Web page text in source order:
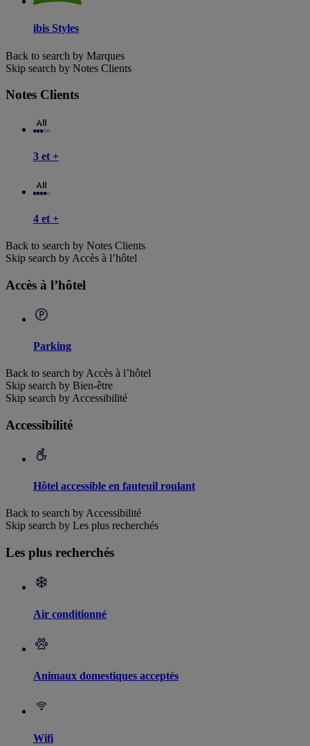
ibis Styles
Back to search by Marques
Skip search by Notes Clients
Notes Clients
3 et +
4 et +
Back to search by Notes Clients
Skip search by Accès à l’hôtel
Accès à l’hôtel
Parking
Back to search by Accès à l’hôtel
Skip search by Bien-être
Skip search by Accessibilité
Accessibilité
Hôtel accessible en fauteuil roulant
Back to search by Accessibilité
Skip search by Les plus recherchés
Les plus recherchés
Air conditionné
Animaux domestiques acceptés
Wifi